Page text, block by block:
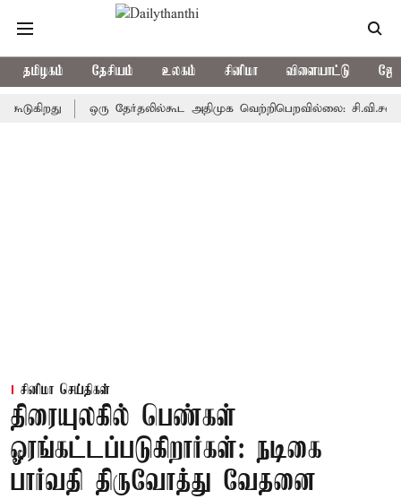
தமிழகம் தேசியம் உலகம் சினிமா விளையாட்டு
ஒரு தேர்தலில்கூட அதிமுக வெற்றிபெறவில்லை: சி.வி.சண்முகம்
சினிமா செய்திகள்
திரையுலகில் பெண்கள்
ஓரங்கட்டப்படுகிறார்கள்: நடிகை
பார்வதி திருவோத்து வேதனை